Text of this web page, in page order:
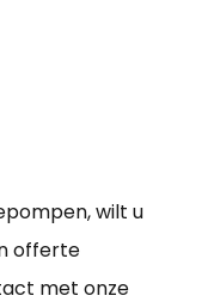
wilt u
offerte
met onze